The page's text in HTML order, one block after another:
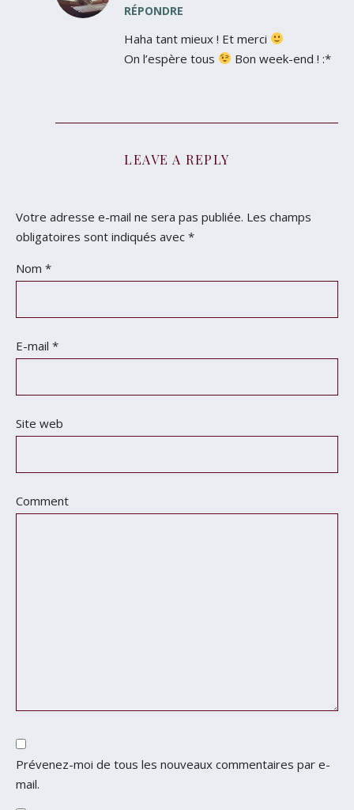
RÉPONDRE
Haha tant mieux ! Et merci
On l’espère tous
Bon week-end ! :*
LEAVE A REPLY
Votre adresse e-mail ne sera pas publiée. Les champs
obligatoires sont indiqués avec *
Nom *
E-mail *
Site web
Comment
Prévenez-moi de tous les nouveaux commentaires par e-
mail.